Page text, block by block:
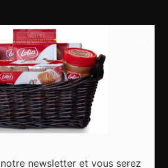
newsletter et vous serez